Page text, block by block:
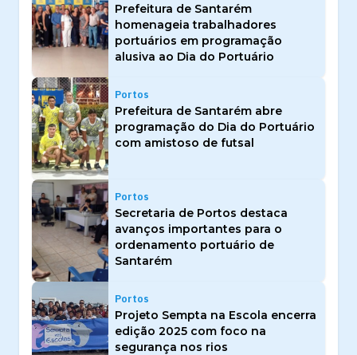
Prefeitura de Santarém
homenageia trabalhadores
portuários em programação
alusiva ao Dia do Portuário
Portos
Prefeitura de Santarém abre
programação do Dia do Portuário
com amistoso de futsal
Portos
Secretaria de Portos destaca
avanços importantes para o
ordenamento portuário de
Santarém
Portos
Projeto Sempta na Escola encerra
edição 2025 com foco na
segurança nos rios